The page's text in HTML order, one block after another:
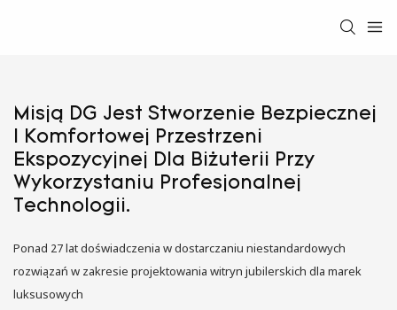
Misją DG Jest Stworzenie Bezpiecznej
I Komfortowej Przestrzeni
Ekspozycyjnej Dla Biżuterii Przy
Wykorzystaniu Profesjonalnej
Technologii.
Ponad 27 lat doświadczenia w dostarczaniu niestandardowych
rozwiązań w zakresie projektowania witryn jubilerskich dla marek
luksusowych